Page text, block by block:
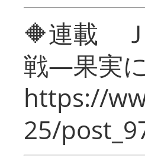
🔶連載 Ｊ
戦―果実
https://
25/